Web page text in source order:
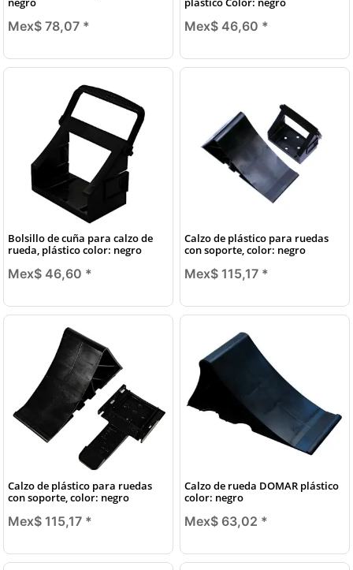
Mex$ 78,07 * Mex$ 46,60 *
Bolsillo de cuña para calzo de
rueda, plástico color: negro
Mex$ 46,60 *
Calzo de plástico para ruedas
con soporte, color: negro
Mex$ 115,17 *
Calzo de plástico para ruedas
con soporte, color: negro
Mex$ 115,17 *
Calzo de rueda DOMAR plástico
color: negro
Mex$ 63,02 *